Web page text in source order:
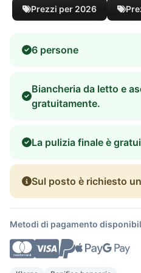
Prezzi per 2026
6 persone
Biancheria da letto e
gratuitamente.
La pulizia finale è
Sul posto è richiesto
Metodi di pagamento